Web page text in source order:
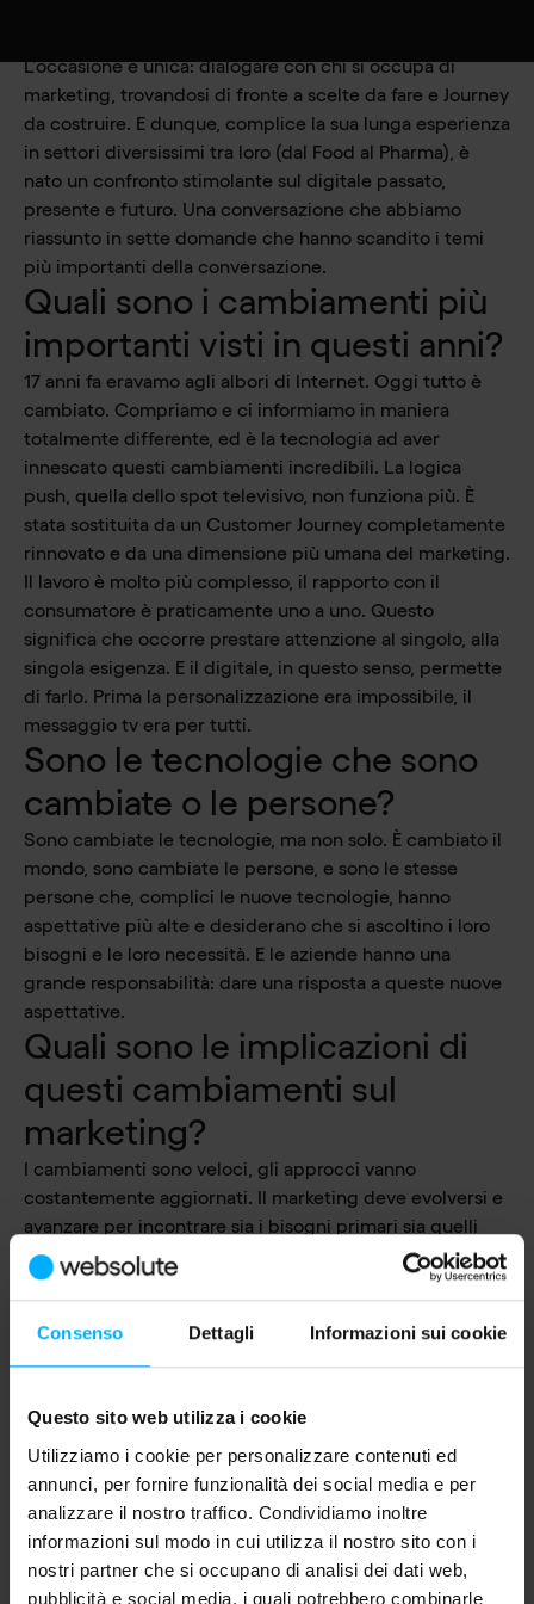
Consenso Dettagli Informazioni sui cookie
Questo sito web utilizza i cookie
Utilizziamo i cookie per personalizzare contenuti ed
annunci, per fornire funzionalità dei social media e per
analizzare il nostro traffico. Condividiamo inoltre
informazioni sul modo in cui utilizza il nostro sito con i
nostri partner che si occupano di analisi dei dati web,
pubblicità e social media, i quali potrebbero combinarle
L’occasione è unica: dialogare con chi si occupa di
marketing, trovandosi di fronte a scelte da fare e Journey
da costruire. E dunque, complice la sua lunga esperienza
in settori diversissimi tra loro (dal Food al Pharma), è
nato un confronto stimolante sul digitale passato,
presente e futuro. Una conversazione che abbiamo
riassunto in sette domande che hanno scandito i temi
più importanti della conversazione.
Quali sono i cambiamenti più
importanti visti in questi anni?
17 anni fa eravamo agli albori di Internet. Oggi tutto è
cambiato. Compriamo e ci informiamo in maniera
totalmente differente, ed è la tecnologia ad aver
innescato questi cambiamenti incredibili. La logica
push, quella dello spot televisivo, non funziona più. È
stata sostituita da un Customer Journey completamente
rinnovato e da una dimensione più umana del marketing.
Il lavoro è molto più complesso, il rapporto con il
consumatore è praticamente uno a uno. Questo
significa che occorre prestare attenzione al singolo, alla
singola esigenza. E il digitale, in questo senso, permette
di farlo. Prima la personalizzazione era impossibile, il
messaggio tv era per tutti.
Sono le tecnologie che sono
cambiate o le persone?
Sono cambiate le tecnologie, ma non solo. È cambiato il
mondo, sono cambiate le persone, e sono le stesse
persone che, complici le nuove tecnologie, hanno
aspettative più alte e desiderano che si ascoltino i loro
bisogni e le loro necessità. E le aziende hanno una
grande responsabilità: dare una risposta a queste nuove
aspettative.
Quali sono le implicazioni di
questi cambiamenti sul
marketing?
I cambiamenti sono veloci, gli approcci vanno
costantemente aggiornati. Il marketing deve evolversi e
avanzare per incontrare sia i bisogni primari sia quelli
corollari. Deve essere sempre al passo con i tempi.
È questa la sfida del futuro, una sfida che altro non è che
che ha a che fare con le persone e che deve rispondere
ai loro bisogni.
possibilità, ogni bisogno, essere pronti a rispondere a
ogni necessità, al consumatore che acquista solo online
e a quello che preferisce il punto di vendita fisico.
Come si fa marketing in un
mondo connesso?
Il viaggio nel digitale non ha fine ed è entusiasmante.